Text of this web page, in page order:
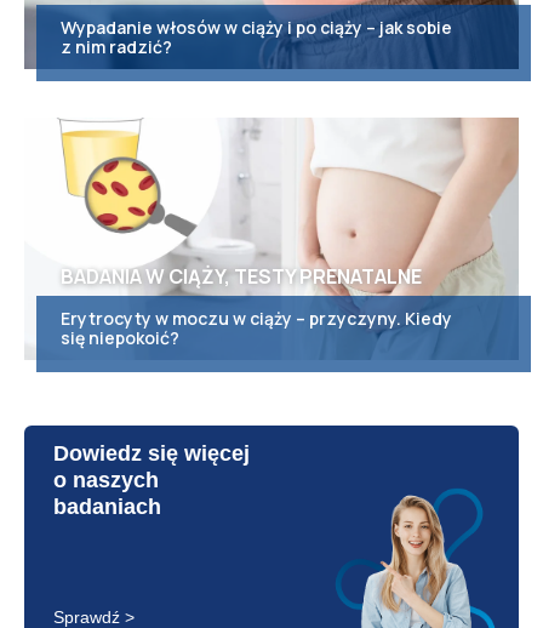
Wypadanie włosów w ciąży i po ciąży – jak sobie
z nim radzić?
BADANIA W CIĄŻY, TESTY PRENATALNE
Erytrocyty w moczu w ciąży – przyczyny. Kiedy
się niepokoić?
Dowiedz się więcej
o naszych
badaniach
Sprawdź >